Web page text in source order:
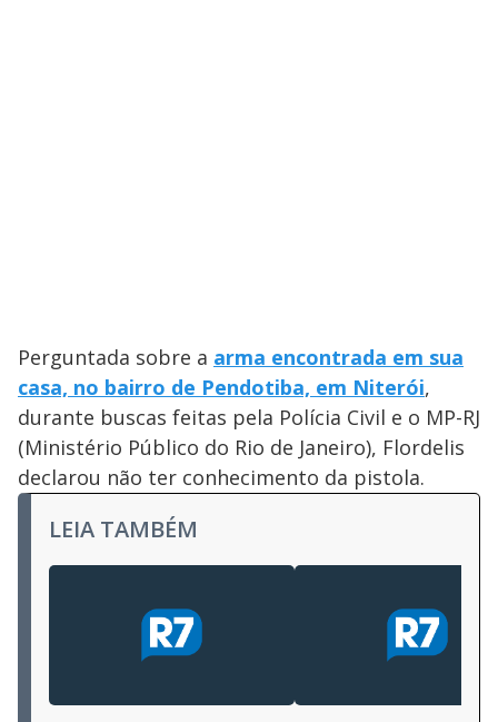
Perguntada sobre a arma encontrada em sua
casa, no bairro de Pendotiba, em Niterói,
durante buscas feitas pela Polícia Civil e o MP-RJ
(Ministério Público do Rio de Janeiro), Flordelis
declarou não ter conhecimento da pistola.
LEIA TAMBÉM